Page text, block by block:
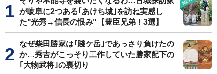
が岐阜に2つある｢あけち城｣を訪ね実感し
た"光秀→信長の恨み"【豊臣兄弟！3選】
なぜ柴田勝家は｢賤ケ岳｣であっさり負けたの
か…秀吉がこっそり工作していた勝家配下の
｢大物武将｣の裏切り